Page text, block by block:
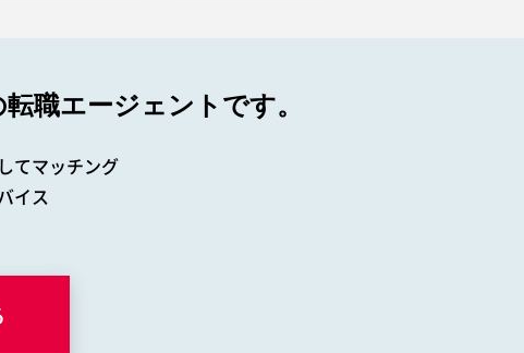
職エージェントです。
てマッチング
イス